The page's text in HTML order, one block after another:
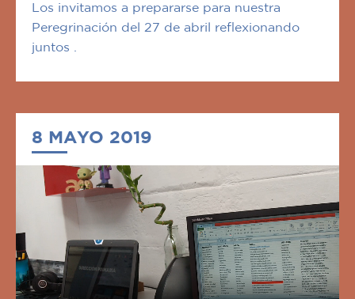
Los invitamos a prepararse para nuestra
Peregrinación del 27 de abril reflexionando
juntos .
8 MAYO 2019